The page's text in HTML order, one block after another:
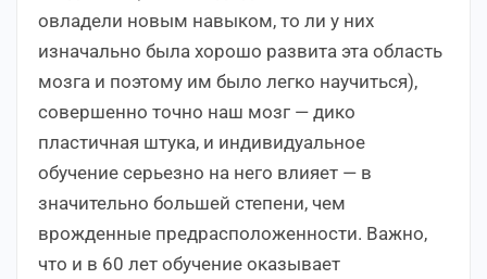
овладели новым навыком, то ли у них
изначально была хорошо развита эта область
мозга и поэтому им было легко научиться),
совершенно точно наш мозг — дико
пластичная штука, и индивидуальное
обучение серьезно на него влияет — в
значительно большей степени, чем
врожденные предрасположенности. Важно,
что и в 60 лет обучение оказывает